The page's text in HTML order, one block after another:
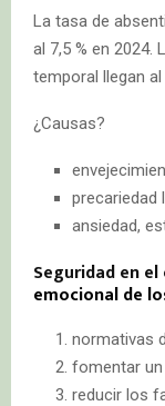
La tasa de
al 7,5 % en 2024.
temporal llegan al
¿Causas?
precariedad
ansiedad,
Seguridad en
emocional de
normativas
fomentar
reducir los